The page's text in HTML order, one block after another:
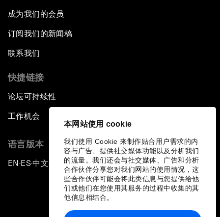
本网站使用 cookie
我们使用 Cookie 来制作贴合用户需求的内
容与广告、提供社交媒体功能以及分析我们
的流量。我们还会与社交媒体、广告和分析
合作伙伴分享您对我们网站的使用情况，这
些合作伙伴可能会将此类信息与您提供给他
们或他们在您使用其服务的过程中收集的其
他信息相结合。
成为我们的会员
订阅我们的新闻稿
联系我们
快捷链接
论坛可持续性
工作机会
语言版本
EN ▪ ES▪中文▪ 日本語